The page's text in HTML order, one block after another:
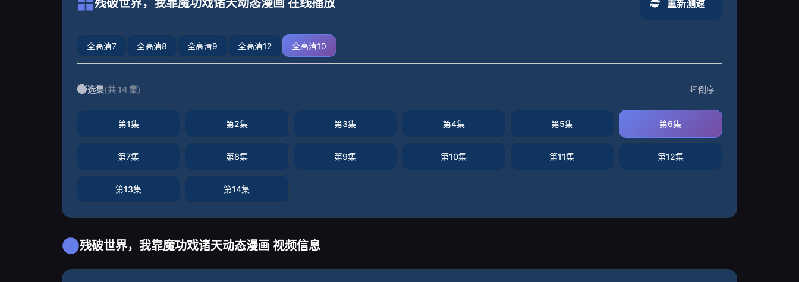
残破世界，我靠魔功戏诸天动态漫画 在线播放 重新测速
全高清7 全高清8 全高清9 全高清12 全高清10
选集(共 14 集) 倒序
第1集 第2集 第3集 第4集 第5集 第6集
第7集 第8集 第9集 第10集 第11集 第12集
第13集 第14集
残破世界，我靠魔功戏诸天动态漫画 视频信息